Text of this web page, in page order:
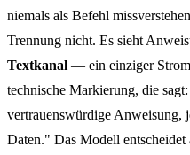
niemals als Befehl
Trennung nicht. Es sieht
Textkanal — ein einziger
technische Markierung, die
vertrauenswürdige Anweisung,
Daten." Das Modell